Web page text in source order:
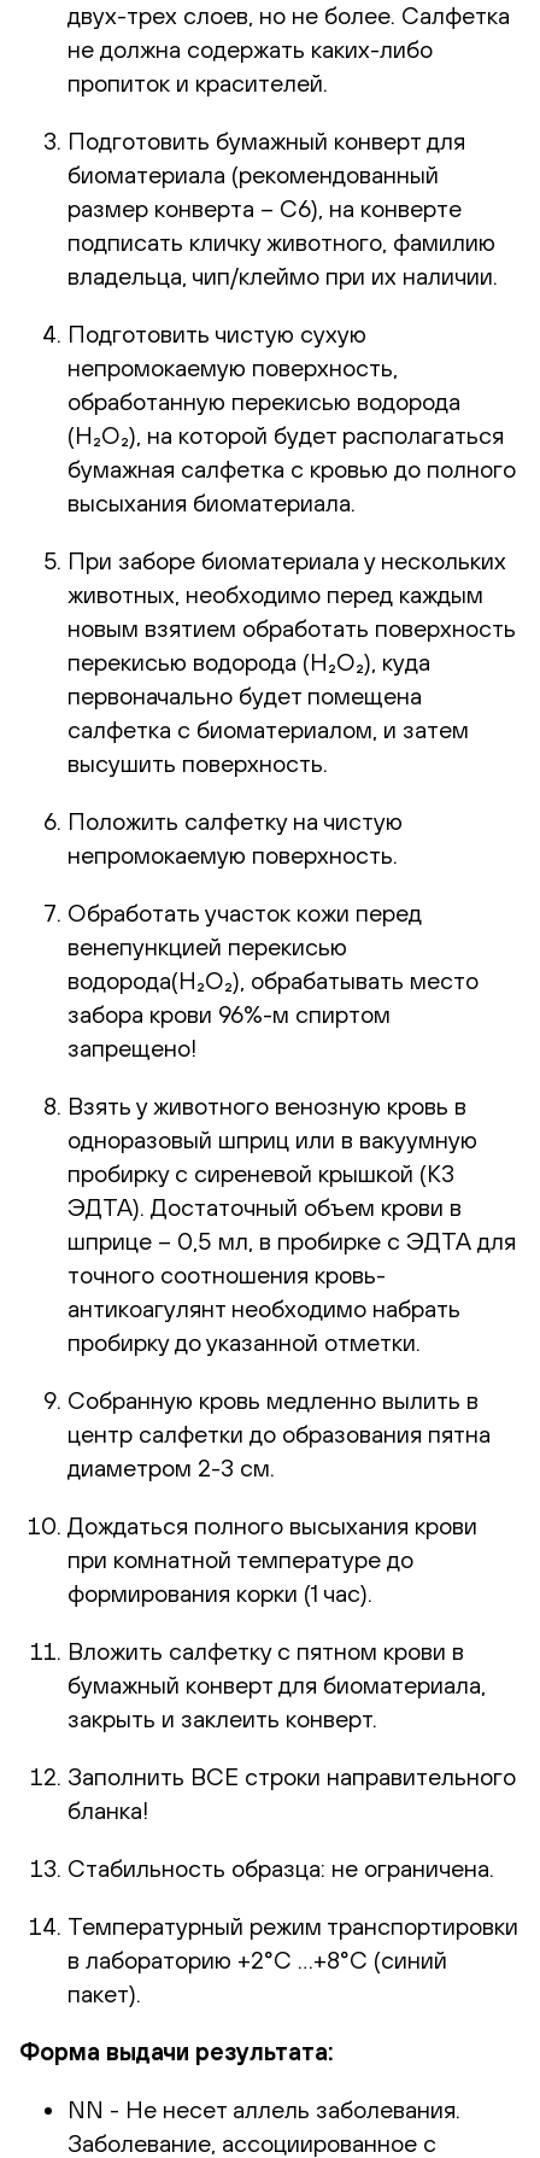
двух-трех слоев, но не более. Салфетка
не должна содержать каких-либо
пропиток и красителей.
Подготовить бумажный конверт для
биоматериала (рекомендованный
размер конверта – С6), на конверте
подписать кличку животного, фамилию
владельца, чип/клеймо при их наличии.
Подготовить чистую сухую
непромокаемую поверхность,
обработанную перекисью водорода
(H₂O₂), на которой будет располагаться
бумажная салфетка с кровью до полного
высыхания биоматериала.
При заборе биоматериала у нескольких
животных, необходимо перед каждым
новым взятием обработать поверхность
перекисью водорода (H₂O₂), куда
первоначально будет помещена
салфетка с биоматериалом, и затем
высушить поверхность.
Положить салфетку на чистую
непромокаемую поверхность.
Обработать участок кожи перед
венепункцией перекисью
водорода(H₂O₂), обрабатывать место
забора крови 96%-м спиртом
запрещено!
Взять у животного венозную кровь в
одноразовый шприц или в вакуумную
пробирку с сиреневой крышкой (К3
ЭДТА). Достаточный объем крови в
шприце – 0,5 мл, в пробирке с ЭДТА для
точного соотношения кровь-
антикоагулянт необходимо набрать
пробирку до указанной отметки.
Собранную кровь медленно вылить в
центр салфетки до образования пятна
диаметром 2-3 см.
Дождаться полного высыхания крови
при комнатной температуре до
формирования корки (1 час).
Вложить салфетку с пятном крови в
бумажный конверт для биоматериала,
закрыть и заклеить конверт.
Заполнить ВСЕ строки направительного
бланка!
Стабильность образца: не ограничена.
Температурный режим транспортировки
в лабораторию +2°С …+8°С (синий
пакет).
Форма выдачи результата:
NN - Не несет аллель заболевания.
Заболевание, ассоциированное с